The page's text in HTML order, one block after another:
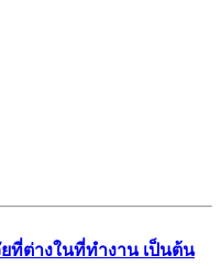
ที่ต่างในที่ทำงาน เป็นต้น